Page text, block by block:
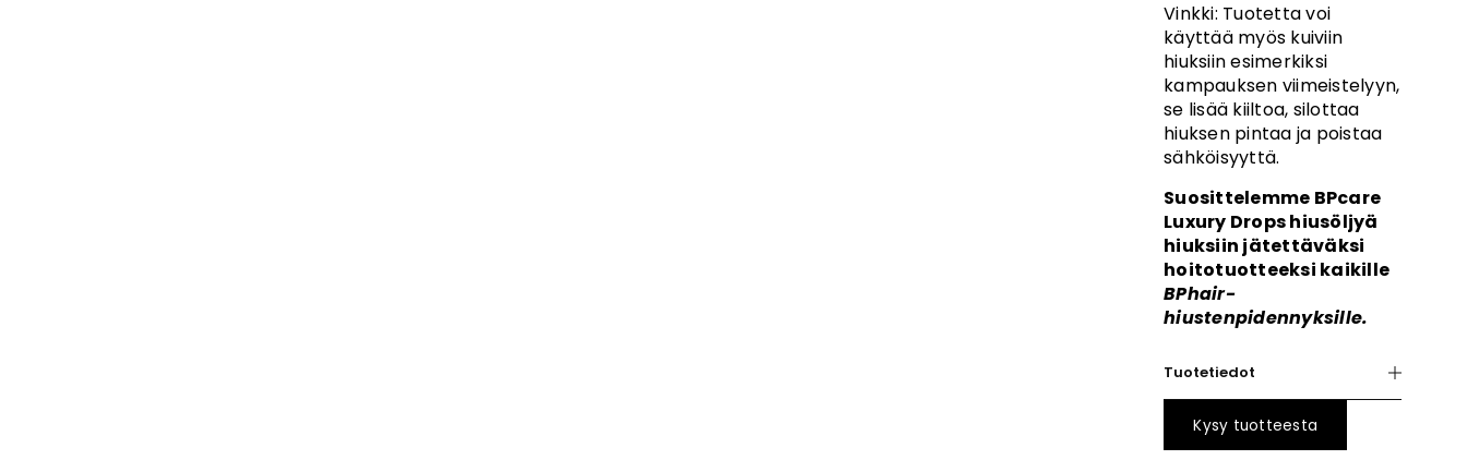
Vinkki: Tuotetta voi
käyttää myös kuiviin
hiuksiin esimerkiksi
kampauksen viimeistelyyn,
se lisää kiiltoa, silottaa
hiuksen pintaa ja poistaa
sähköisyyttä.
Suosittelemme BPcare
Luxury Drops hiusöljyä
hiuksiin jätettäväksi
hoitotuotteeksi kaikille
BPhair-
hiustenpidennyksille.
Tuotetiedot
Kysy tuotteesta